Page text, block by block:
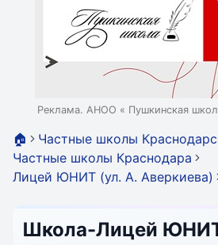
Реклама. АНОО « Пушкинская
🏠
Частные школы
Частные школы Краснодара
Лицей ЮНИТ (ул. А. Аверкиева)
Школа-Лицей ЮНИТ